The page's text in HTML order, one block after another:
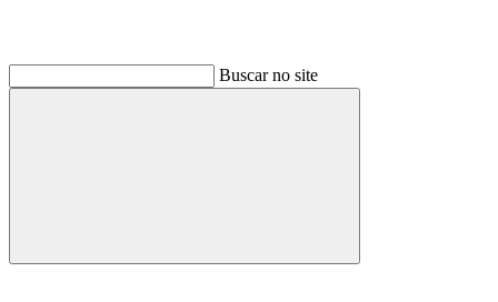
Buscar no site
Buscar